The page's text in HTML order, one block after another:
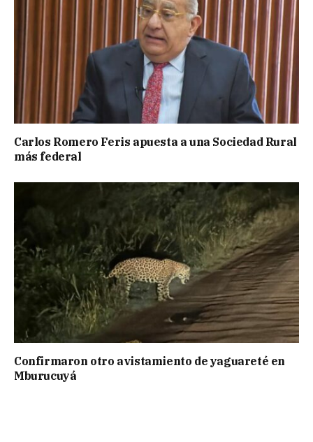
Carlos Romero Feris apuesta a una Sociedad Rural
más federal
Confirmaron otro avistamiento de yaguareté en
Mburucuyá